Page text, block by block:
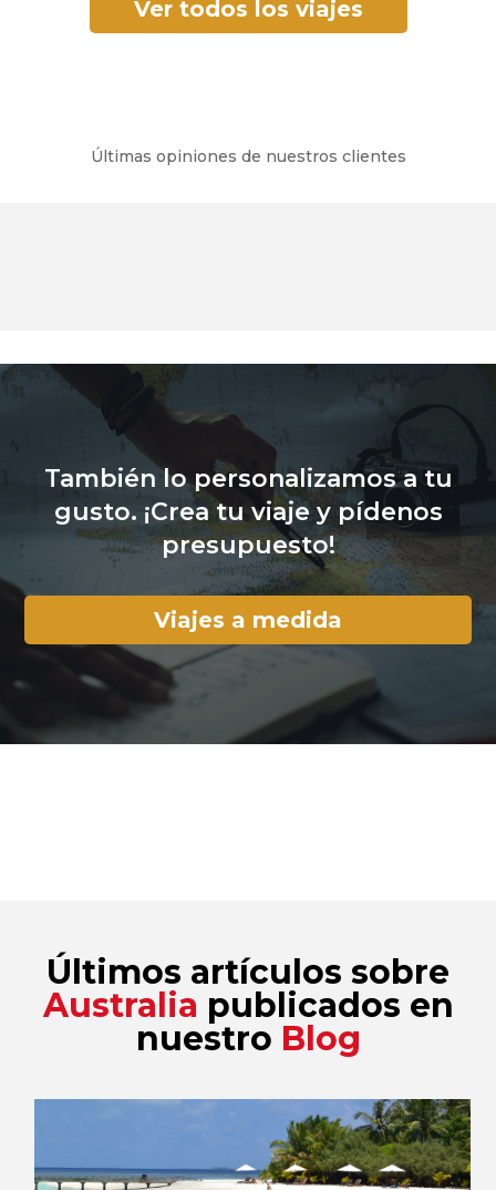
Ver todos los viajes
Últimas opiniones de nuestros clientes
También lo personalizamos a tu
gusto. ¡Crea tu viaje y pídenos
presupuesto!
Viajes a medida
Últimos artículos sobre
Australia publicados en
nuestro Blog